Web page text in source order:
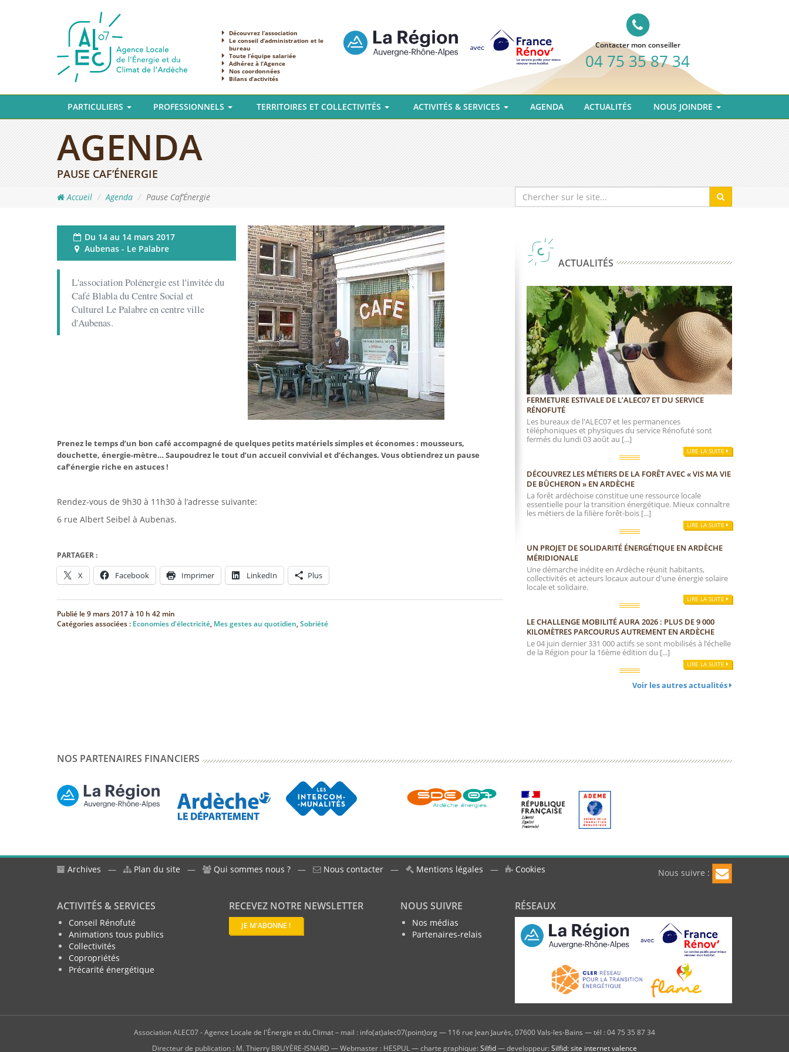
Découvrez l’association
Le conseil d’administration et le
bureau
Toute l’équipe salariée
Adhérez à l’Agence
Nos coordonnées
Bilans d’activités
Contacter mon conseiller
04 75 35 87 34
PARTICULIERS PROFESSIONNELS TERRITOIRES ET COLLECTIVITÉS ACTIVITÉS & SERVICES AGENDA ACTUALITÉS NOUS JOINDRE
AGENDA
PAUSE CAF’ÉNERGIE
Accueil Agenda Pause Caf’Énergie
Du 14 au 14 mars 2017
Aubenas - Le Palabre
L'association Polénergie est l'invitée du
Café Blabla du Centre Social et
Culturel Le Palabre en centre ville
d'Aubenas.
Prenez le temps d’un bon café accompagné de quelques petits matériels simples et économes : mousseurs,
douchette, énergie-mètre… Saupoudrez le tout d’un accueil convivial et d’échanges. Vous obtiendrez un pause
caf’énergie riche en astuces !
Rendez-vous de 9h30 à 11h30 à l’adresse suivante:
6 rue Albert Seibel à Aubenas.
PARTAGER :
X Facebook Imprimer LinkedIn Plus
Publié le9 mars 2017 à 10 h 42 min
Catégories associées : Economies d'électricité, Mes gestes au quotidien,Sobriété
ACTUALITÉS
FERMETURE ESTIVALE DE L’ALEC07 ET DU SERVICE
RÉNOFUTÉ
Les bureaux de l'ALEC07 et les permanences
téléphoniques et physiques du service Rénofuté sont
fermés du lundi 03 août au [...]
LIRE LA SUITE
DÉCOUVREZ LES MÉTIERS DE LA FORÊT AVEC « VIS MA VIE
DE BÛCHERON » EN ARDÈCHE
La forêt ardéchoise constitue une ressource locale
essentielle pour la transition énergétique. Mieux connaître
les métiers de la filière forêt-bois [...]
LIRE LA SUITE
UN PROJET DE SOLIDARITÉ ÉNERGÉTIQUE EN ARDÈCHE
MÉRIDIONALE
Une démarche inédite en Ardèche réunit habitants,
collectivités et acteurs locaux autour d'une énergie solaire
locale et solidaire.
LIRE LA SUITE
LE CHALLENGE MOBILITÉ AURA 2026 : PLUS DE 9 000
KILOMÈTRES PARCOURUS AUTREMENT EN ARDÈCHE
Le 04 juin dernier 331 000 actifs se sont mobilisés à l’échelle
de la Région pour la 16ème édition du [...]
LIRE LA SUITE
Voir les autres actualités
NOS PARTENAIRES FINANCIERS
Archives — Plan du site — Qui sommes nous ? — Nous contacter — Mentions légales — Cookies Nous suivre :
ACTIVITÉS & SERVICES
Conseil Rénofuté
Animations tous publics
Collectivités
Copropriétés
Précarité énergétique
RECEVEZ NOTRE NEWSLETTER
JE M'ABONNE !
NOUS SUIVRE
Nos médias
Partenaires-relais
RÉSEAUX
Association ALEC07 - Agence Locale de l'Énergie et du Climat – mail : info(at)alec07(point)org — 116 rue Jean Jaurès, 07600 Vals-les-Bains — tél : 04 75 35 87 34
Directeur de publication : M. Thierry BRUYÈRE-ISNARD — Webmaster : HESPUL — charte graphique:Silfid— developpeur:Silfid: site internet valence